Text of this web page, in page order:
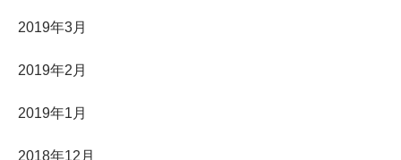
2019年3月
2019年2月
2019年1月
2018年12月